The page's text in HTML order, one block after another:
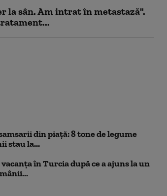
la sân. Am intrat în metastază".
din piață: 8 tone de legume
stau la...
în Turcia după ce a ajuns la un